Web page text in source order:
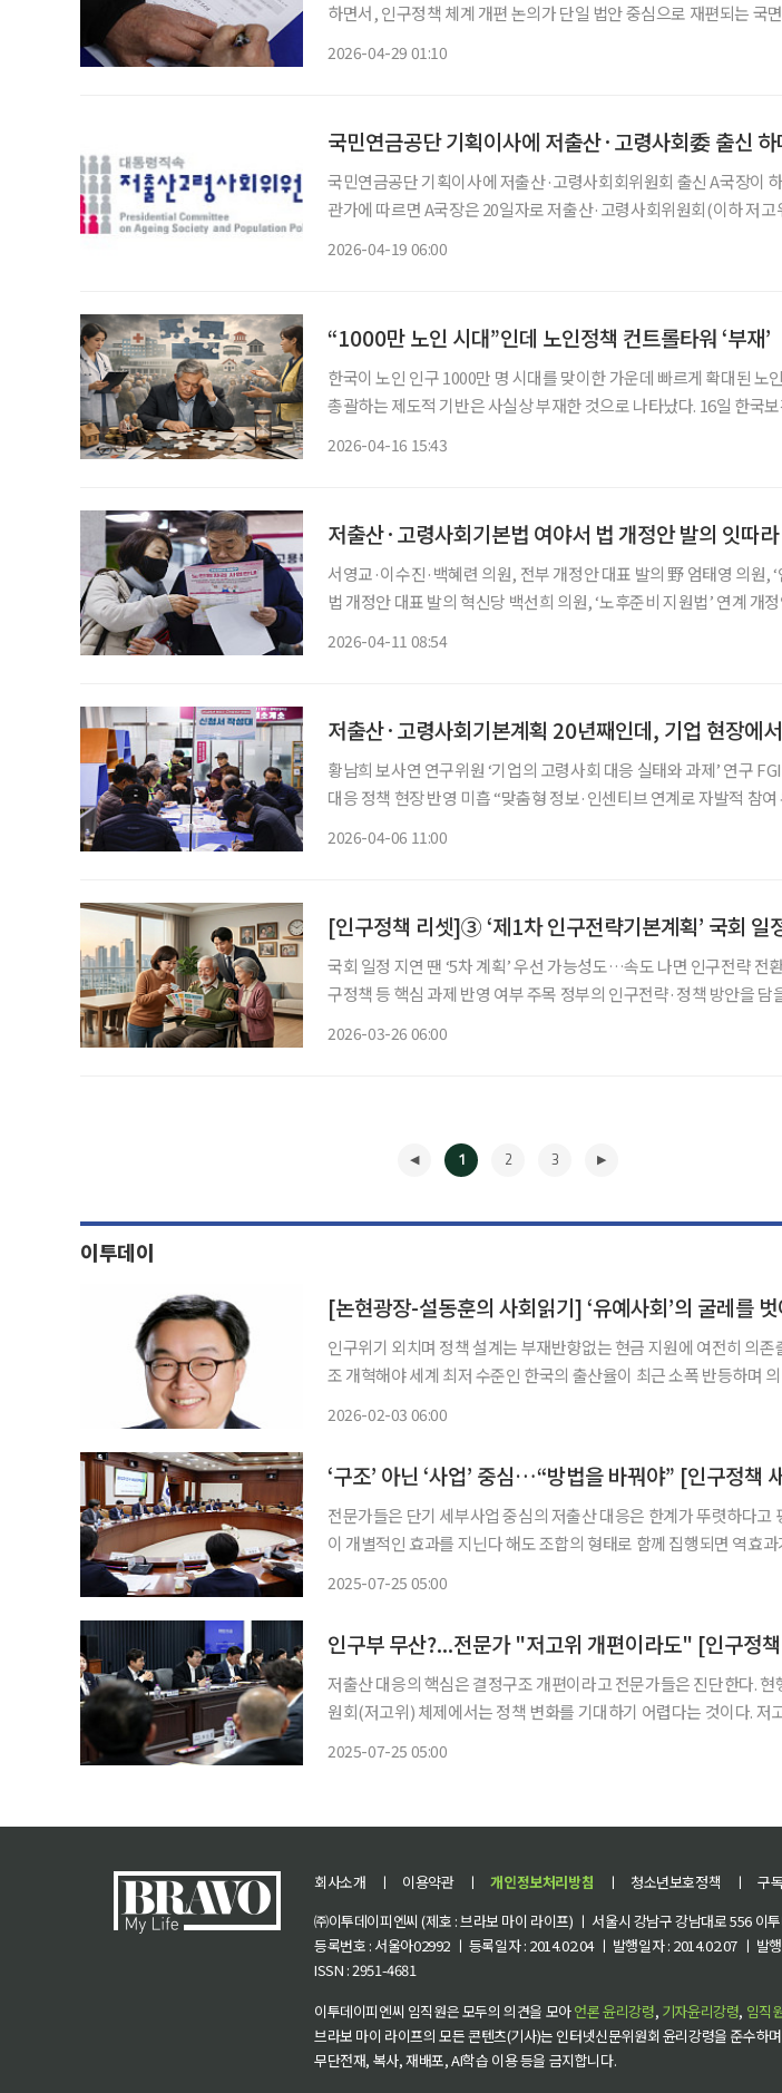
하면서, 인구정책 체계 개편 논의가 단일 법안 중심으로 재편되는 국면에 들
2026-04-29 01:10
국민연금공단 기획이사에 저출산·고령사회委 출신 하
국민연금공단 기획이사에 저출산·고령사회회위원회 출신 A국장이 하마
관가에 따르면 A국장은 20일자로 저출산·고령사회위원회(이하 저
2026-04-19 06:00
“1000만 노인 시대”인데 노인정책 컨트롤타워 ‘부재’
한국이 노인 인구 1000만 명 시대를 맞이한 가운데 빠르게 확대된 노
총괄하는 제도적 기반은 사실상 부재한 것으로 나타났다. 16일 한국보건사회연구원에서 발
2026-04-16 15:43
저출산·고령사회기본법 여야서 법 개정안 발의 잇따라
서영교·이수진·백혜련 의원, 전부 개정안 대표 발의 野 엄태영 의원,
법 개정안 대표 발의 혁신당 백선희 의원, ‘노후준비 지원법’ 연계 개정안 대표
2026-04-11 08:54
황남희 보사연 연구위원 ‘기업의 고령사회 대응 실태와 과제’ 연구 FGI 조사 결과, 고령사회
대응 정책 현장 반영 미흡 “맞춤형 정보·인센티브 연계로 자발적 참여 유도해야” 정부가 인구
2026-04-06 11:00
[인구정책 리셋]③ ‘제1차 인구전략기본계획’ 국회 일
국회 일정 지연 땐 ‘5차 계획’ 우선 가능성도…속도 나면 인구전략 전
구정책 등 핵심 과제 반영 여부 주목 정부의 인구전략·정책 방안을 담을 '제1차 인구전략 기본
2026-03-26 06:00
1 2 3
이투데이
[논현광장-설동훈의 사회읽기] ‘유예사회’의 굴레를
인구위기 외치며 정책 설계는 부재반향없는 현금 지원에 여전히 의존
조 개혁해야 세계 최저 수준인 한국의 출산율이 최근 소폭 반등하며 의미 있는 신호를 보내고
2026-02-03 06:00
‘구조’ 아닌 ‘사업’ 중심…“방법을 바꿔야” [인구정책
전문가들은 단기 세부사업 중심의 저출산 대응은 한계가 뚜렷하다고
이 개별적인 효과를 지닌다 해도 조합의 형태로 함께 집행되면 역효과
2025-07-25 05:00
인구부 무산?...전문가 "저고위 개편이라도" [인구정
저출산 대응의 핵심은 결정구조 개편이라고 전문가들은 진단한다. 현
원회(저고위) 체제에서는 정책 변화를 기대하기 어렵다는 것이다. 저고위의 가장 큰 제약은
2025-07-25 05:00
회사소개 ㅣ 이용약관 ㅣ 개인정보처리방침 ㅣ 청소년보호정책 ㅣ 구
㈜이투데이피엔씨 (제호 : 브라보 마이 라이프) ㅣ 서울시 강남구 강남대로 556
등록번호 : 서울아02992 ㅣ 등록일자 : 2014.02.04 ㅣ 발행일자 : 2014.02.07 ㅣ 발
ISSN : 2951-4681
이투데이피엔씨 임직원은 모두의 의견을 모아언론 윤리강령, 기자윤리강령, 임직
브라보 마이 라이프의 모든 콘텐츠(기사)는 인터넷신문위원회 윤리강령을 준수하
무단전재, 복사, 재배포, AI학습 이용 등을 금지합니다.